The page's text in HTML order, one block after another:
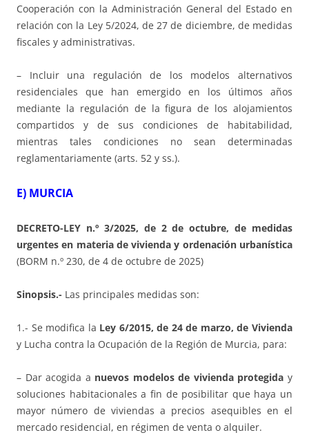
Cooperación con la Administración General del Estado en
relación con la Ley 5/2024, de 27 de diciembre, de medidas
fiscales y administrativas.
– Incluir una regulación de los modelos alternativos
residenciales que han emergido en los últimos años
mediante la regulación de la figura de los alojamientos
compartidos y de sus condiciones de habitabilidad,
mientras tales condiciones no sean determinadas
reglamentariamente (arts. 52 y ss.).
E) MURCIA
DECRETO-LEY n.º 3/2025, de 2 de octubre, de medidas
urgentesen materia de vivienda y ordenación urbanística
(BORM n.º 230, de 4 de octubre de 2025)
Sinopsis.- Las principales medidas son:
1.- Se modifica la Ley 6/2015, de 24 de marzo, de Vivienda
y Lucha contra la Ocupación de la Región de Murcia, para:
– Dar acogida a nuevos modelos de vivienda protegida y
soluciones habitacionales a fin de posibilitar que haya un
mayor número de viviendas a precios asequibles en el
mercado residencial, en régimen de venta o alquiler.